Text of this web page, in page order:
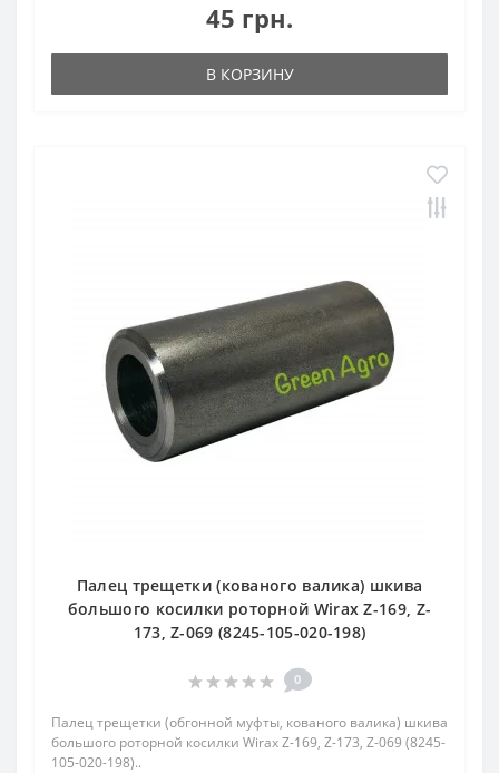
45 грн.
В КОРЗИНУ
Палец трещетки (кованого валика) шкива
большого косилки роторной Wirax Z-169, Z-
173, Z-069 (8245-105-020-198)
0
Палец трещетки (обгонной муфты, кованого валика) шкива
большого роторной косилки Wirax Z-169, Z-173, Z-069 (8245-
105-020-198)..